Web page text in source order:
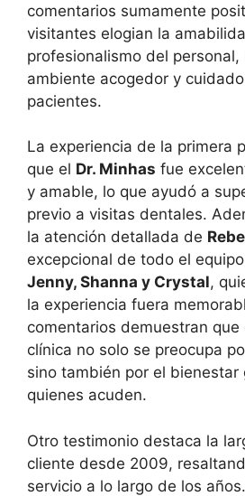
comentarios sumamente
visitantes elogian la
profesionalismo del personal,
ambiente acogedor y
pacientes.
La experiencia de la primera
que el Dr. Minhas fue
y amable, lo que ayudó a
previo a visitas dentales.
la atención detallada de
excepcional de todo el
Jenny, Shanna y Crystal,
la experiencia fuera
comentarios demuestran que
clínica no solo se preocupa
sino también por el bienestar
quienes acuden.
Otro testimonio destaca la
cliente desde 2009,
servicio a lo largo de los